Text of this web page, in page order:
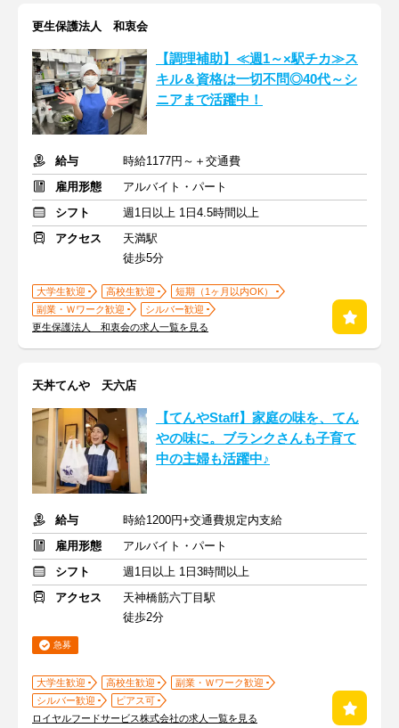
更生保護法人 和衷会
【調理補助】≪週1～×駅チカ≫ス
キル＆資格は一切不問◎40代～シ
ニアまで活躍中！
給与
時給1177円～＋交通費
雇用形態
アルバイト・パート
シフト
週1日以上 1日4.5時間以上
アクセス
天満駅
徒歩5分
大学生歓迎 高校生歓迎
短期（1ヶ月以内OK）
副業・Ｗワーク歓迎
シルバー歓迎
更生保護法人 和衷会の求人一覧を見る
天丼てんや 天六店
【てんやStaff】家庭の味を、てん
やの味に。ブランクさんも子育て
中の主婦も活躍中♪
給与
時給1200円+交通費規定内支給
雇用形態
アルバイト・パート
シフト
週1日以上 1日3時間以上
アクセス
天神橋筋六丁目駅
徒歩2分
急募
大学生歓迎 高校生歓迎
副業・Ｗワーク歓迎
シルバー歓迎
ピアス可
ロイヤルフードサービス株式会社の求人一覧を見る